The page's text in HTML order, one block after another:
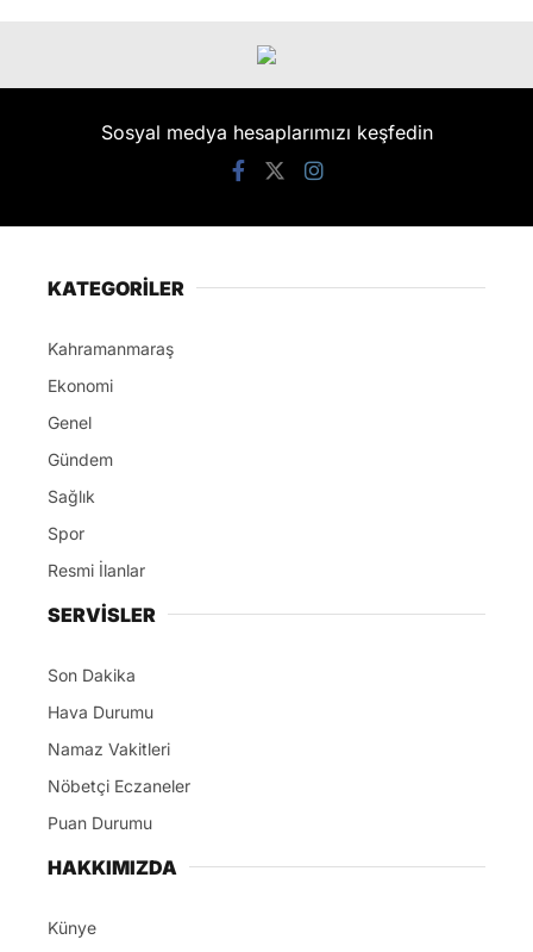
Sosyal medya hesaplarımızı keşfedin
KATEGORİLER
Kahramanmaraş
Ekonomi
Genel
Gündem
Sağlık
Spor
Resmi İlanlar
SERVİSLER
Son Dakika
Hava Durumu
Namaz Vakitleri
Nöbetçi Eczaneler
Puan Durumu
HAKKIMIZDA
Künye